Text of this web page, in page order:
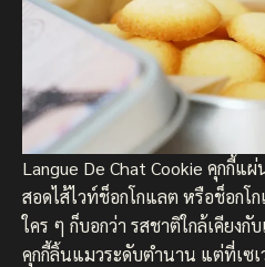
Langue De Chat Cookie คุกกี้แ
สอดไส้ไวท์ช็อกโกแลต หรือช็อก
ใคร ๆ ก็บอกว่า รสชาติใกล้เคียง
คุกกี้ลิ้นแมวระดับตำนาน แต่ที่เซ